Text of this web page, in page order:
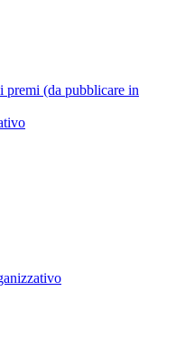
premi (da pubblicare in